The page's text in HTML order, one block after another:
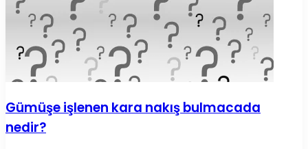
Gümüşe işlenen kara nakış bulmacada
nedir?